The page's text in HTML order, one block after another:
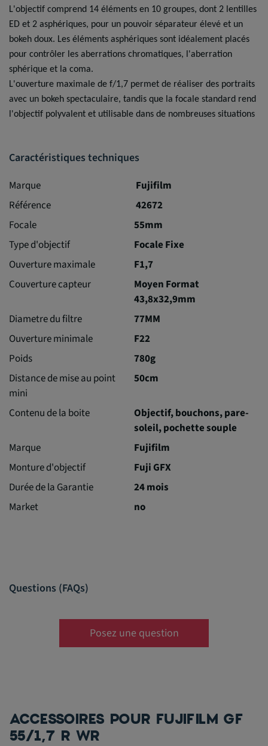
L'objectif comprend 14 éléments en 10 groupes, dont 2 lentilles
ED et 2 asphériques, pour un pouvoir séparateur élevé et un
bokeh doux. Les éléments asphériques sont idéalement placés
pour contrôler les aberrations chromatiques, l'aberration
sphérique et la coma.
L'ouverture maximale de f/1,7 permet de réaliser des portraits
avec un bokeh spectaculaire, tandis que la focale standard rend
l'objectif polyvalent et utilisable dans de nombreuses situations
Caractéristiques techniques
Marque
Fujifilm
Référence
42672
Focale
55mm
Type d'objectif
Focale Fixe
Ouverture maximale
F1,7
Couverture capteur
Moyen Format
43,8x32,9mm
Diametre du filtre
77MM
Ouverture minimale
F22
Poids
780g
Distance de mise au point
mini
50cm
Contenu de la boite
Objectif, bouchons, pare-
soleil, pochette souple
Marque
Fujifilm
Monture d'objectif
Fuji GFX
Durée de la Garantie
24 mois
Market
no
Questions (FAQs)
Posez une question
ACCESSOIRES POUR FUJIFILM GF
55/1,7 R WR